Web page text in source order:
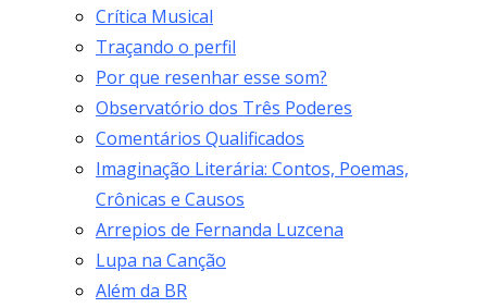
Crítica Musical
Traçando o perfil
Por que resenhar esse som?
Observatório dos Três Poderes
Comentários Qualificados
Imaginação Literária: Contos, Poemas,
Crônicas e Causos
Arrepios de Fernanda Luzcena
Lupa na Canção
Além da BR